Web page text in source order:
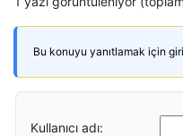
Bu konuyu yanıtlamak için
Kullanıcı adı: